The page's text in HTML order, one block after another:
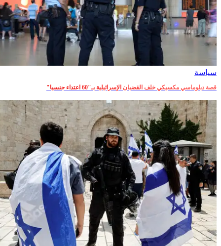
سياسة
قصة دبلوماسي مكسيكي خلف القضبان الإسرائيلية بـ"60 اعتداء جنسيا"